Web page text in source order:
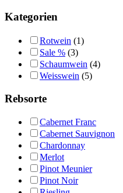
Kategorien
Rotwein (1)
Sale % (3)
Schaumwein (4)
Weisswein (5)
Rebsorte
Cabernet Franc
Cabernet Sauvignon
Chardonnay
Merlot
Pinot Meunier
Pinot Noir